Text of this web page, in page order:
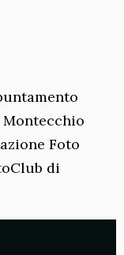
Montecchio
Foto
di